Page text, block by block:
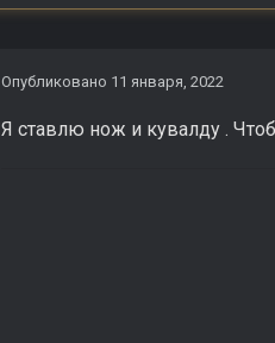
Опубликовано 11 января, 2022
Я ставлю нож и кувалду .